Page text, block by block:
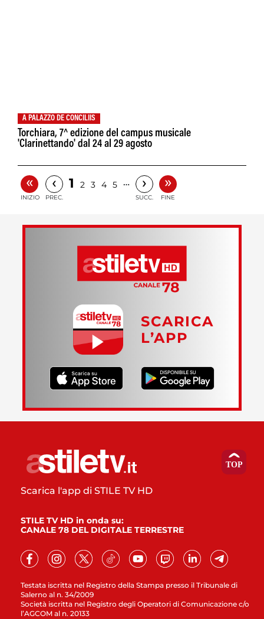
A PALAZZO DE CONCILIIS
Torchiara, 7^ edizione del campus musicale
'Clarinettando' dal 24 al 29 agosto
«
INIZIO
‹
PREC.
1 2 3 4 5 … ›
SUCC.
»
FINE
SCARICA
L’APP
Testata iscritta nel Registro della Stampa presso il Tribunale di
Salerno al n. 34/2009
Società iscritta nel Registro degli Operatori di Comunicazione c/o
l’AGCOM al n. 20133
Scarica l'app di STILE TV HD
STILE TV HD in onda su:
CANALE 78 DEL DIGITALE TERRESTRE